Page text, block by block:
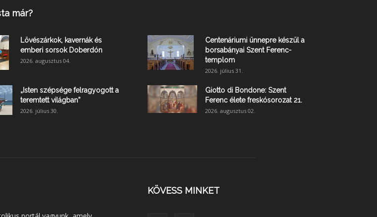
már?
Lövészárkok, kavernák és
emberi sorsok Doberdón
2026. augusztus 04.
Centenáriumi ünnepre készül a
borsabányai Szent Ferenc-
templom
2026. július 31.
„Isten szépsége felragyogott a
teremtett világban”
2026. július 30.
Giotto di Bondone: Szent
Ferenc élete freskósorozat 21.
2026. augusztus 02.
KÖVESS MINKET